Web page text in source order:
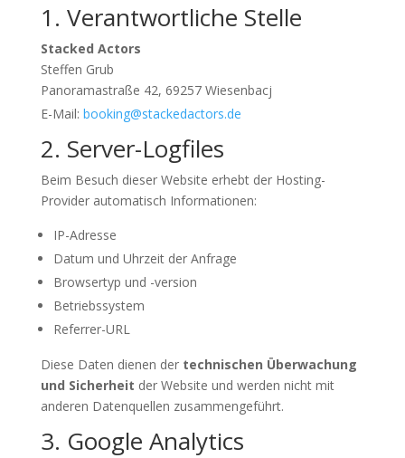
1. Verantwortliche Stelle
Stacked Actors
Steffen Grub
Panoramastraße 42, 69257 Wiesenbacj
E-Mail: booking@stackedactors.de
2. Server-Logfiles
Beim Besuch dieser Website erhebt der Hosting-
Provider automatisch Informationen:
IP-Adresse
Datum und Uhrzeit der Anfrage
Browsertyp und -version
Betriebssystem
Referrer-URL
Diese Daten dienen der technischen Überwachung
und Sicherheit der Website und werden nicht mit
anderen Datenquellen zusammengeführt.
3. Google Analytics